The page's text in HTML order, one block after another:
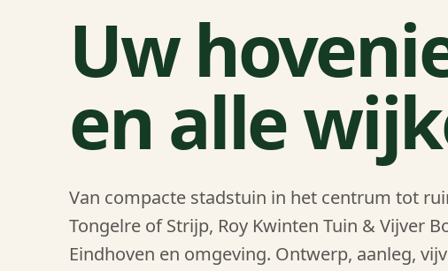
Uw
en alle
Van compacte stadstuin in het centrum tot
Tongelre of Strijp, Roy Kwinten Tuin & Vijver
Eindhoven en omgeving. Ontwerp, aanleg,